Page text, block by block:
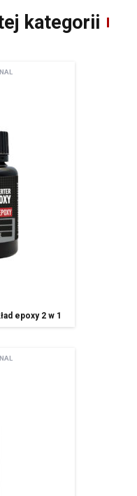
kategorii
epoxy 2 w 1
moich danych i możliwości ich
zgoda może być odwołana w
mojego adresu bazy Amtra Sp. z o.o.
danych osobowych z dnia 27
informuję, iż:
jest AMTRA Sp. z o.o.
3, zwana dalej Spółką,
będą w celu realizacji usługi
lit. a ogólnego rozporządzenia
kwietnia 2016 r.
będą:
newsletter,
sprzeciwu, prawo do
na podstawie zgody przed
do przenoszenia danych,
do organu nadzorczego,
w sposób zautomatyzowany w